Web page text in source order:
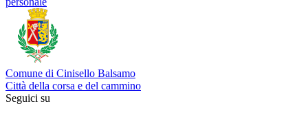
Comune di Cinisello Balsamo
Città della corsa e del cammino
Seguici su